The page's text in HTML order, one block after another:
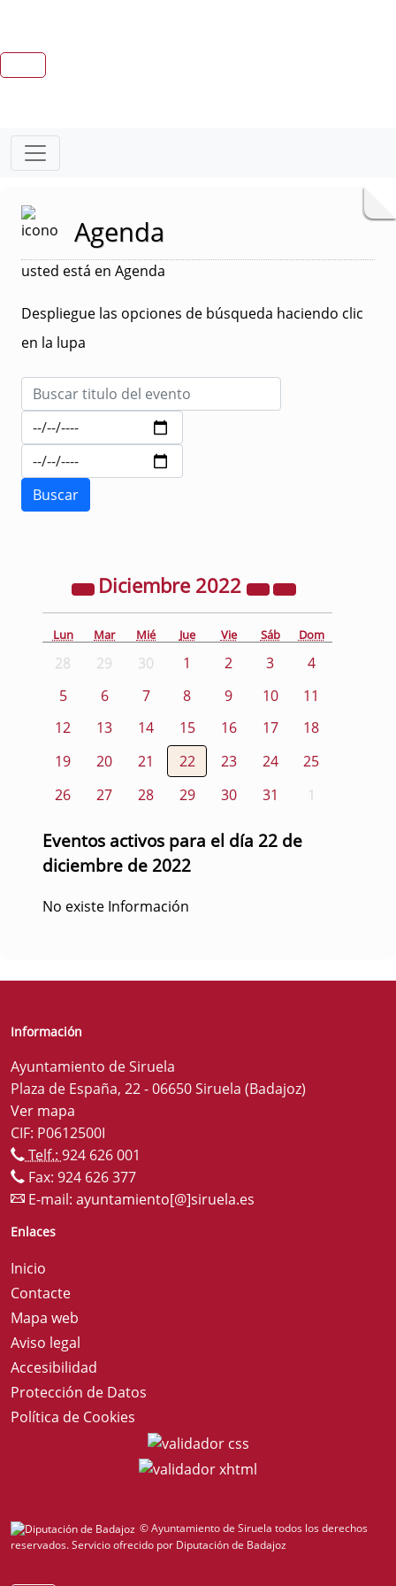
Agenda
usted está en Agenda
Despliegue las opciones de búsqueda haciendo clic
en la lupa
Diciembre 2022
Lun Mar Mié Jue Vie Sáb Dom
28 29 30 1 2 3
4
5
6 7 8 9 10
11
12
13 14 15 16 17
18
19
20 21 22 23 24
25
26
27 28 29 30 31 1
Eventos activos para el día 22 de
diciembre de 2022
No existe Información
Información
Ayuntamiento de Siruela
Plaza de España, 22 - 06650 Siruela (Badajoz)
Ver mapa
CIF: P0612500I
Telf.: 924 626 001
Fax: 924 626 377
E-mail: ayuntamiento[@]siruela.es
Enlaces
Inicio
Contacte
Mapa web
Aviso legal
Accesibilidad
Protección de Datos
Política de Cookies
© Ayuntamiento de Siruela todos los derechos
reservados.Servicio ofrecido por Diputación de Badajoz